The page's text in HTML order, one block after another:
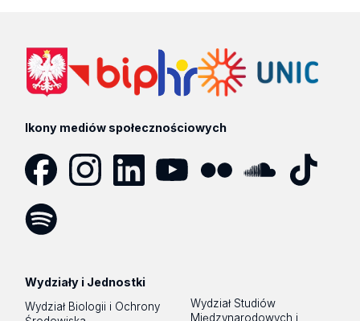
Ikony mediów społecznościowych
Wydziały i Jednostki
Wydział Biologii i Ochrony
Wydział Studiów
Międzynarodowych i